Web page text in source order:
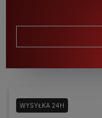
WYSYŁKA 24H